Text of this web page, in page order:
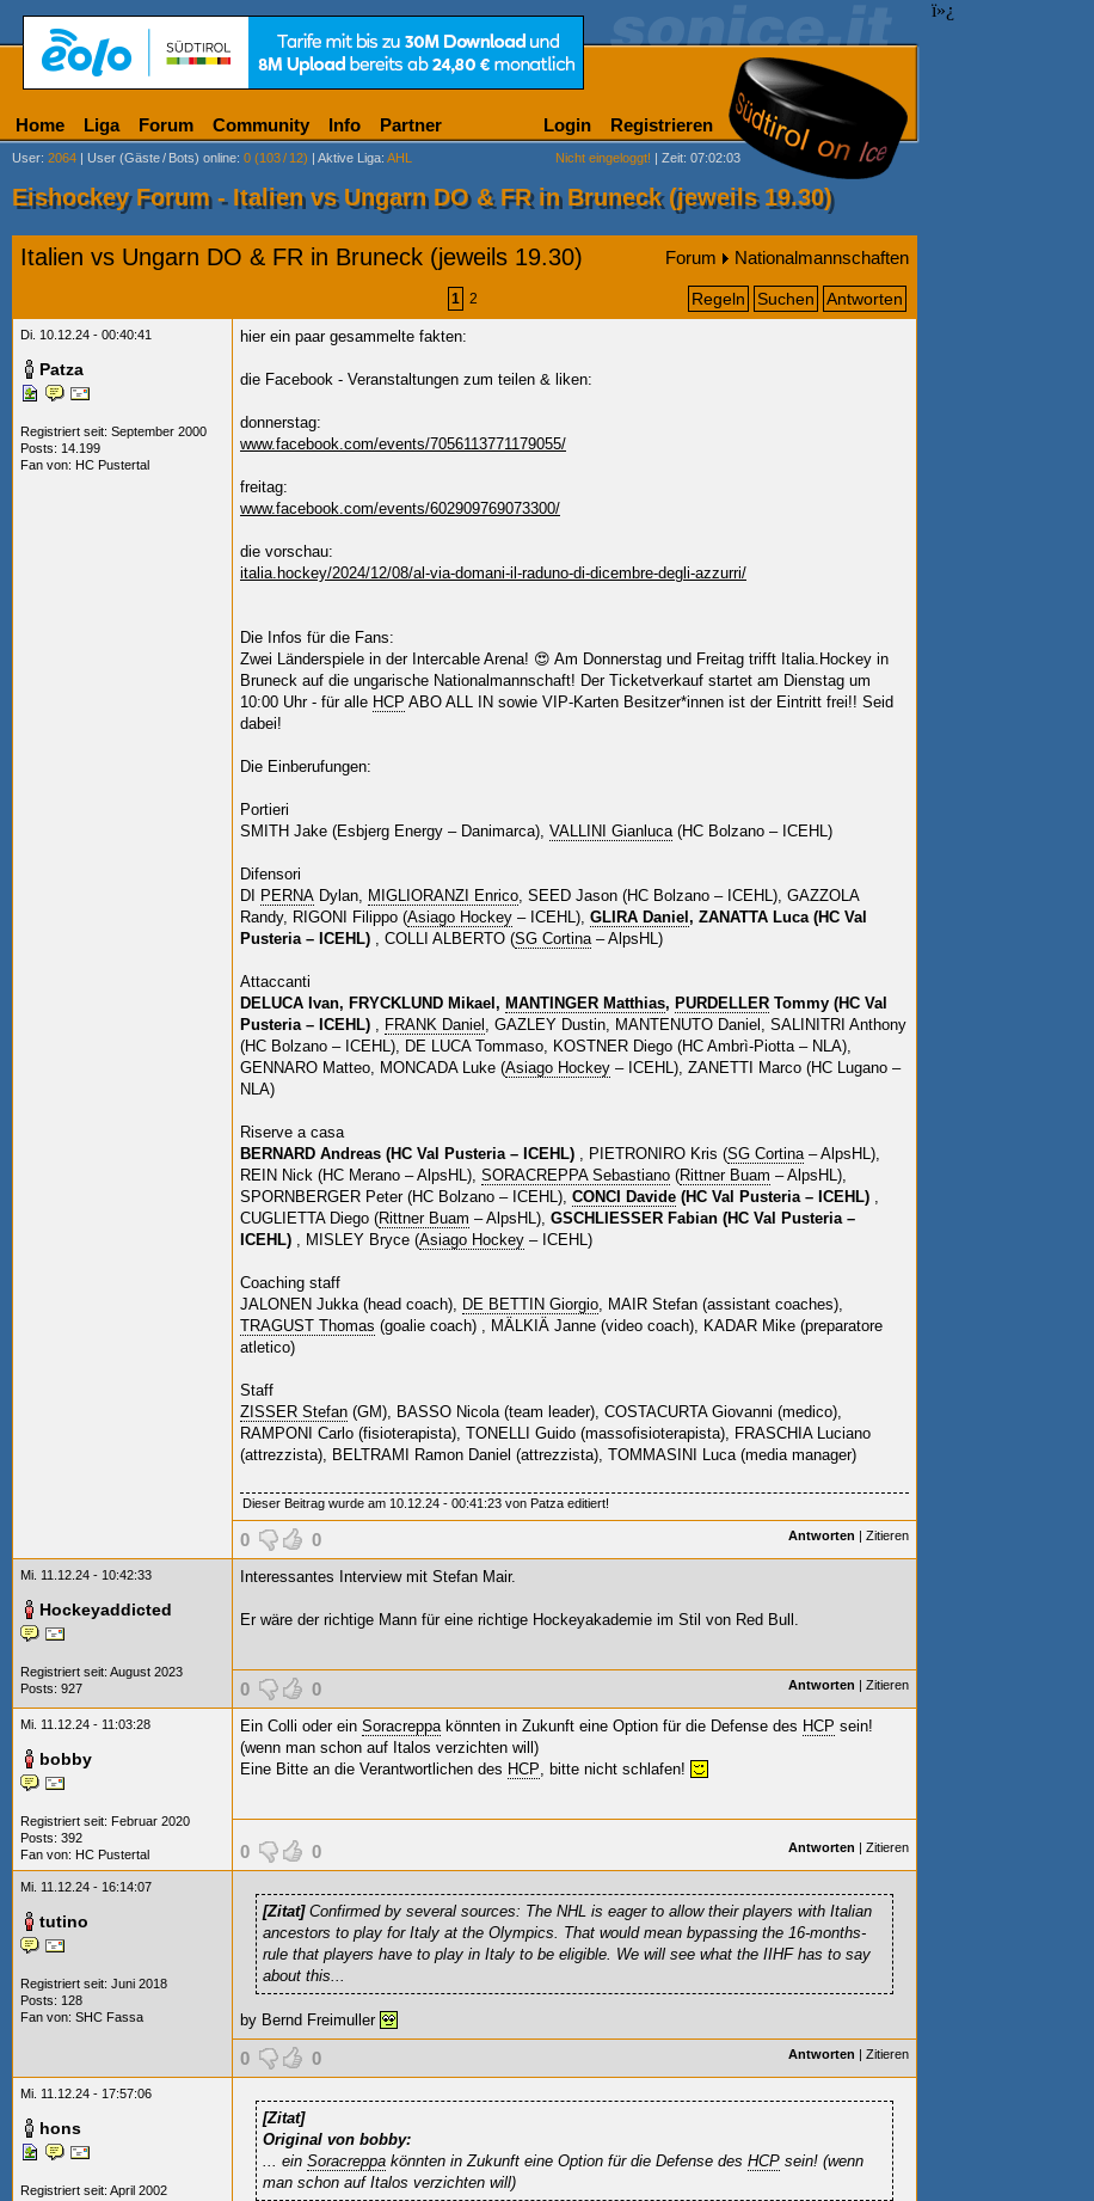
ï»¿
Home Liga Forum Community Info Partner Login Registrieren
User: 2064 | User (Gäste/ Bots) online: 0 (103/ 12) | Aktive Liga: AHL Nicht eingeloggt! | Zeit: 07:02:03
Eishockey Forum - Italien vs Ungarn DO & FR in Bruneck (jeweils 19.30)
Italien vs Ungarn DO & FR in Bruneck (jeweils 19.30) Forum Nationalmannschaften
1 2 Regeln Suchen Antworten
Di. 10.12.24 - 00:40:41
Patza
Registriert seit: September 2000
Posts: 14.199
Fan von: HC Pustertal
hier ein paar gesammelte fakten:
die Facebook - Veranstaltungen zum teilen & liken:
donnerstag:
www.facebook.com/events/7056113771179055/
freitag:
www.facebook.com/events/602909769073300/
die vorschau:
italia.hockey/2024/12/08/al-via-domani-il-raduno-di-dicembre-degli-azzurri/
Die Infos für die Fans:
Zwei Länderspiele in der Intercable Arena! 😍 Am Donnerstag und Freitag trifft Italia.Hockey in
Bruneck auf die ungarische Nationalmannschaft! Der Ticketverkauf startet am Dienstag um
10:00 Uhr - für alle HCP ABO ALL IN sowie VIP-Karten Besitzer*innen ist der Eintritt frei!! Seid
dabei!
Die Einberufungen:
Portieri
SMITH Jake (Esbjerg Energy – Danimarca), VALLINI Gianluca(HC Bolzano – ICEHL)
Difensori
DI
PERNA Dylan, MIGLIORANZI Enrico, SEED Jason (HC Bolzano – ICEHL), GAZZOLA
Randy, RIGONI Filippo (Asiago Hockey – ICEHL), GLIRA Daniel , ZANATTA Luca (HC Val
Pusteria – ICEHL) , COLLI ALBERTO (SG Cortina– AlpsHL)
Attaccanti
DELUCA Ivan, FRYCKLUND Mikael, MANTINGER Matthias, PURDELLER Tommy (HC Val
Pusteria – ICEHL) , FRANK Daniel , GAZLEY Dustin, MANTENUTO Daniel, SALINITRI Anthony
(HC Bolzano – ICEHL), DE LUCA Tommaso, KOSTNER Diego (HC Ambrì-Piotta – NLA),
GENNARO Matteo, MONCADA Luke (Asiago Hockey – ICEHL), ZANETTI Marco (HC Lugano –
NLA)
Riserve a casa
BERNARD Andreas (HC Val Pusteria – ICEHL) , PIETRONIRO Kris (SG Cortina– AlpsHL),
REIN Nick (HC Merano – AlpsHL), SORACREPPA Sebastiano (Rittner Buam – AlpsHL),
SPORNBERGER Peter (HC Bolzano – ICEHL), CONCI Davide (HC Val Pusteria – ICEHL) ,
CUGLIETTA Diego (Rittner Buam – AlpsHL), GSCHLIESSER Fabian (HC Val Pusteria –
ICEHL) , MISLEY Bryce (Asiago Hockey – ICEHL)
Coaching staff
JALONEN Jukka (head coach), DE BETTIN Giorgio, MAIR Stefan (assistant coaches),
TRAGUST Thomas (goalie coach) , MÄLKIÄ Janne (video coach), KADAR Mike (preparatore
atletico)
Staff
ZISSER Stefan (GM), BASSO Nicola (team leader), COSTACURTA Giovanni (medico),
RAMPONI Carlo (fisioterapista), TONELLI Guido (massofisioterapista), FRASCHIA Luciano
(attrezzista), BELTRAMI Ramon Daniel (attrezzista), TOMMASINI Luca (media manager)
Dieser Beitrag wurde am 10.12.24 - 00:41:23 von Patza editiert!
0 0 Antworten | Zitieren
Mi. 11.12.24 - 10:42:33
Hockeyaddicted
Registriert seit: August 2023
Posts: 927
Interessantes Interview mit Stefan Mair.
Er wäre der richtige Mann für eine richtige Hockeyakademie im Stil von Red Bull.
0 0 Antworten | Zitieren
Mi. 11.12.24 - 11:03:28
bobby
Registriert seit: Februar 2020
Posts: 392
Fan von: HC Pustertal
Ein Colli oder ein Soracreppakönnten in Zukunft eine Option für die Defense des HCP sein!
(wenn man schon auf Italos verzichten will)
Eine Bitte an die Verantwortlichen des HCP, bitte nicht schlafen!
0 0 Antworten | Zitieren
Mi. 11.12.24 - 16:14:07
tutino
Registriert seit: Juni 2018
Posts: 128
Fan von: SHC Fassa
[Zitat] Confirmed by several sources: The NHL is eager to allow their players with Italian
ancestors to play for Italy at the Olympics. That would mean bypassing the 16-months-
rule that players have to play in Italy to be eligible. We will see what the IIHF has to say
about this...
by Bernd Freimuller
0 0 Antworten | Zitieren
Mi. 11.12.24 - 17:57:06
hons
Registriert seit: April 2002
[Zitat]
Original von bobby:
... ein Soracreppa könnten in Zukunft eine Option für die Defense des HCP sein! (wenn
man schon auf Italos verzichten will)